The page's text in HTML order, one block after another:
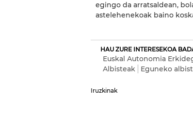
egingo da arratsaldean,
astelehenekoak baino
HAU ZURE INTERESEKOA
Euskal Autonomia
Albisteak
Eguneko
Iruzkinak